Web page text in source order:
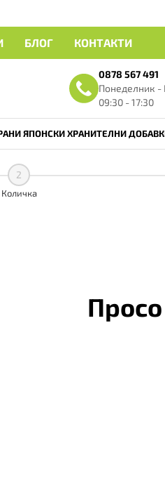
БЛОГ КОНТАКТИ
0878 567 491
Понеделник -
09:30 - 17:30
ЯПОНСКИ ХРАНИТЕЛНИ
2
Количка
Просо